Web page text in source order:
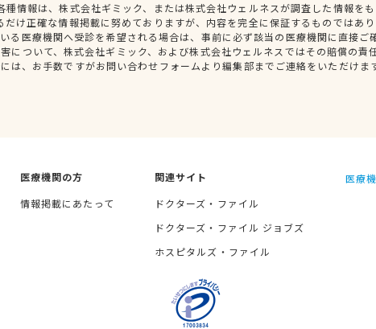
種情報は、株式会社ギミック、または株式会社ウェルネスが調査した情報を
だけ正確な情報掲載に努めておりますが、内容を完全に保証するものではあ
る医療機関へ受診を希望される場合は、事前に必ず該当の医療機関に直接ご
について、株式会社ギミック、および株式会社ウェルネスではその賠償の責
は、お手数ですがお問い合わせフォームより編集部までご連絡をいただけま
医療機関の方
情報掲載にあたって
関連サイト
ドクターズ・ファイル
ドクターズ・ファイル ジョブズ
ホスピタルズ・ファイル
医療